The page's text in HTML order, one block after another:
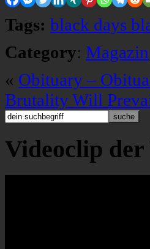
Tags: black days
Category: Magazin
« Obituary –
Brutality Will
Videoclip der